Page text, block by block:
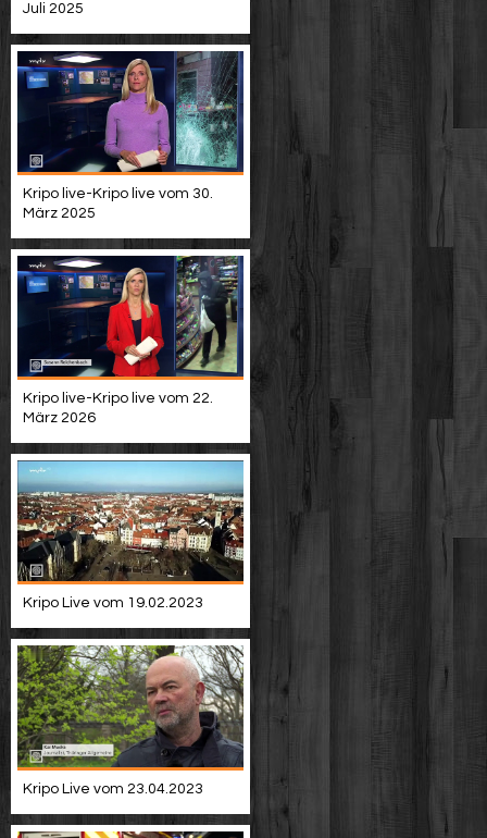
Juli 2025
Kripo live-Kripo live vom 30.
März 2025
Kripo live-Kripo live vom 22.
März 2026
Kripo Live vom 19.02.2023
Kripo Live vom 23.04.2023